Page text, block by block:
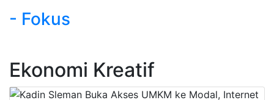
- Fokus
Ekonomi Kreatif